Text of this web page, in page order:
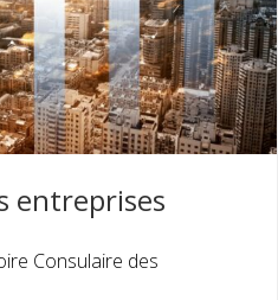
entreprises
Consulaire des